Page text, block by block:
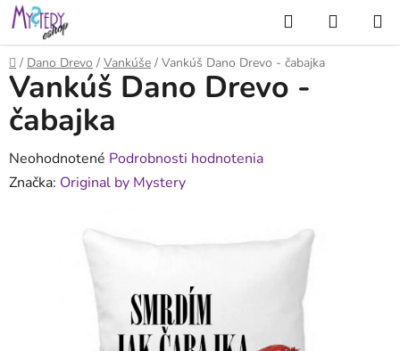
Prejsť
na
obsah
Hľadať
KOŠÍK
Domov
/ Dano Drevo / Vankúše / Vankúš Dano Drevo - čabajka
Vankúš Dano Drevo -
čabajka
Priemerné
hodnotenie
Neohodnotené Podrobnosti hodnotenia
Značka: Original by Mystery